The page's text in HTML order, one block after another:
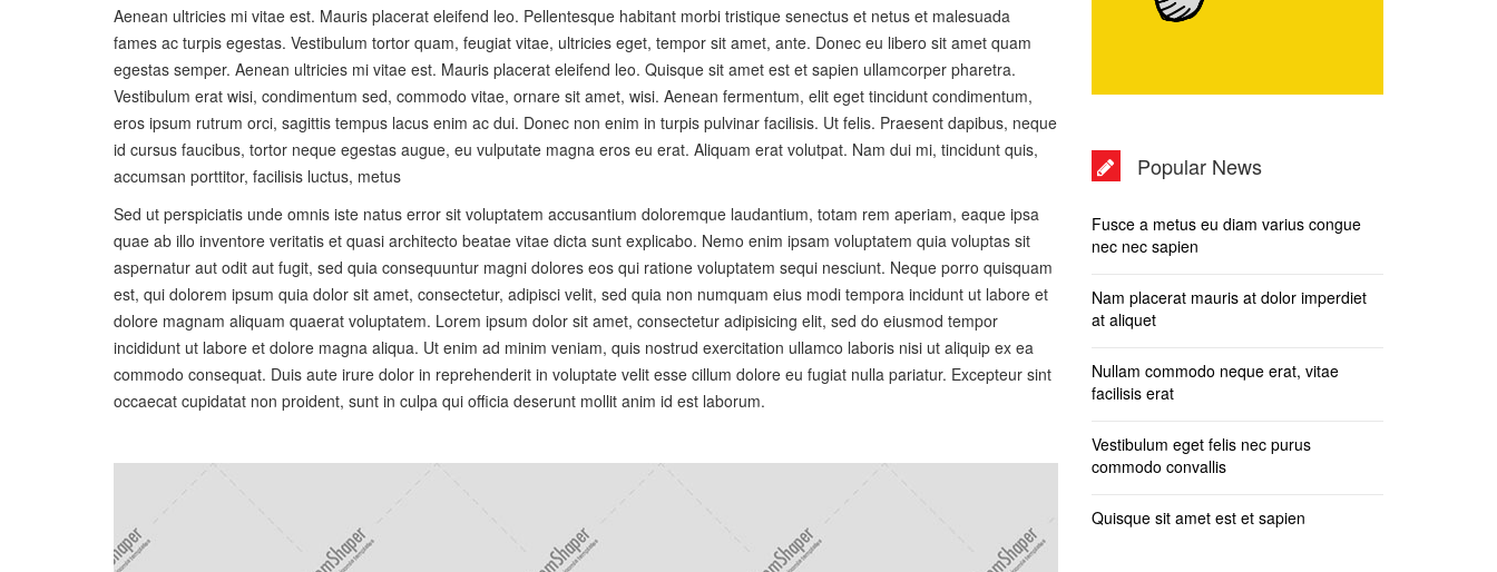
Aenean ultricies mi vitae est. Mauris placerat eleifend leo. Pellentesque habitant morbi tristique senectus et netus et malesuada
fames ac turpis egestas. Vestibulum tortor quam, feugiat vitae, ultricies eget, tempor sit amet, ante. Donec eu libero sit amet quam
egestas semper. Aenean ultricies mi vitae est. Mauris placerat eleifend leo. Quisque sit amet est et sapien ullamcorper pharetra.
Vestibulum erat wisi, condimentum sed, commodo vitae, ornare sit amet, wisi. Aenean fermentum, elit eget tincidunt condimentum,
eros ipsum rutrum orci, sagittis tempus lacus enim ac dui. Donec non enim in turpis pulvinar facilisis. Ut felis. Praesent dapibus, neque
id cursus faucibus, tortor neque egestas augue, eu vulputate magna eros eu erat. Aliquam erat volutpat. Nam dui mi, tincidunt quis,
accumsan porttitor, facilisis luctus, metus
Sed ut perspiciatis unde omnis iste natus error sit voluptatem accusantium doloremque laudantium, totam rem aperiam, eaque ipsa
quae ab illo inventore veritatis et quasi architecto beatae vitae dicta sunt explicabo. Nemo enim ipsam voluptatem quia voluptas sit
aspernatur aut odit aut fugit, sed quia consequuntur magni dolores eos qui ratione voluptatem sequi nesciunt. Neque porro quisquam
est, qui dolorem ipsum quia dolor sit amet, consectetur, adipisci velit, sed quia non numquam eius modi tempora incidunt ut labore et
dolore magnam aliquam quaerat voluptatem. Lorem ipsum dolor sit amet, consectetur adipisicing elit, sed do eiusmod tempor
incididunt ut labore et dolore magna aliqua. Ut enim ad minim veniam, quis nostrud exercitation ullamco laboris nisi ut aliquip ex ea
commodo consequat. Duis aute irure dolor in reprehenderit in voluptate velit esse cillum dolore eu fugiat nulla pariatur. Excepteur sint
occaecat cupidatat non proident, sunt in culpa qui officia deserunt mollit anim id est laborum.
Popular News
Fusce a metus eu diam varius congue
nec nec sapien
Nam placerat mauris at dolor imperdiet
at aliquet
Nullam commodo neque erat, vitae
facilisis erat
Vestibulum eget felis nec purus
commodo convallis
Quisque sit amet est et sapien